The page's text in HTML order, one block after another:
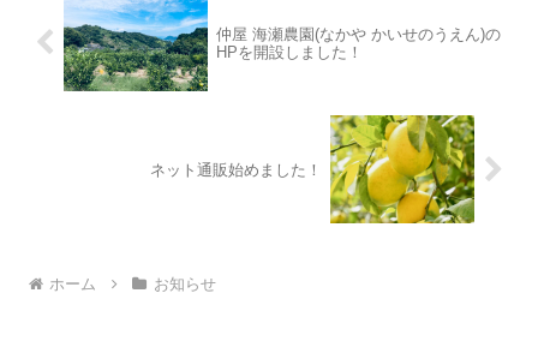
仲屋 海瀬農園(なかや かいせのうえん)の
HPを開設しました！
ネット通販始めました！
ホーム お知らせ